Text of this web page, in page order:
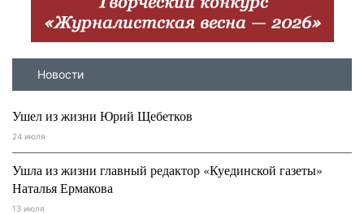
Новости
Ушел из жизни Юрий Щебетков
24 июля
Ушла из жизни главный редактор «Куединской газеты»
Наталья Ермакова
13 июля